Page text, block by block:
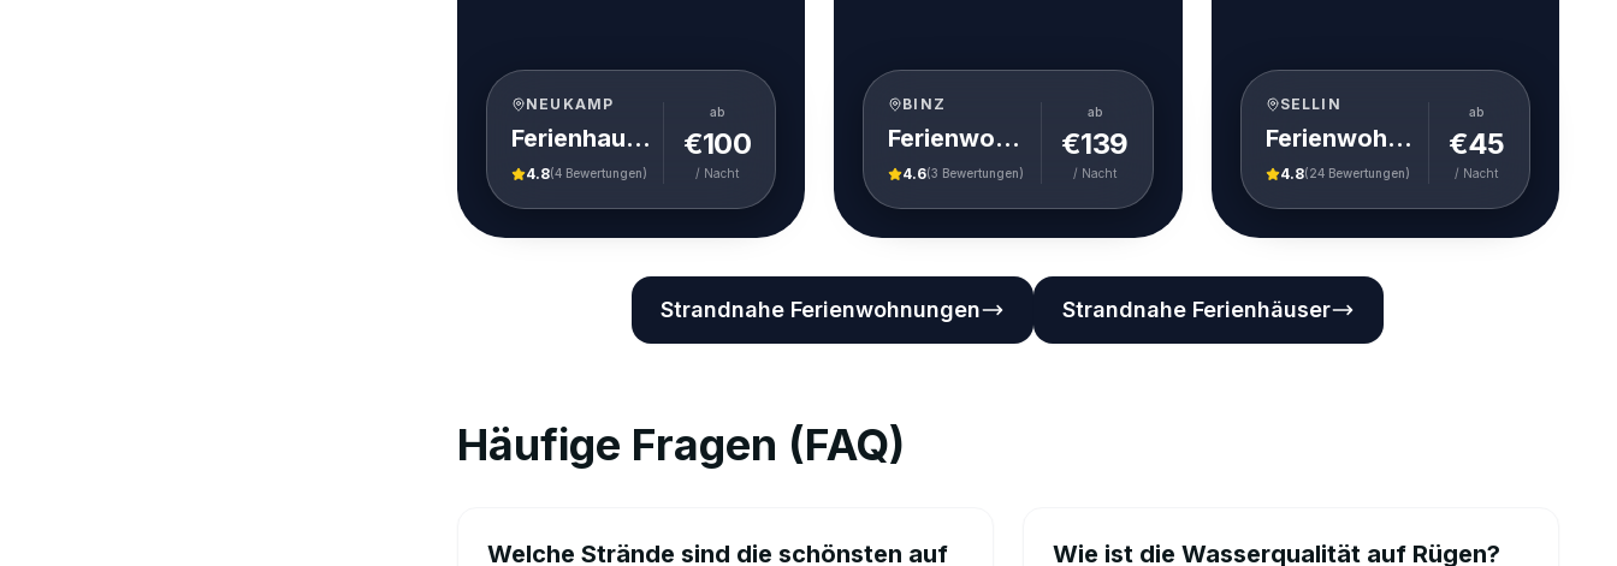
NEUKAMP
Ferienhaus D Schilfhütte Neukamp
4.8(4Bewertungen)
ab
€100
/ Nacht
BINZ
Ferienwohnung Seepanorama 03 Villa Vogue Binz
4.6(3 Bewertungen)
ab
€139
/ Nacht
SELLIN
Ferienwohnung Steuerbord 2 im Haus Quartier Sellin
4.8(24Bewertungen)
ab
€45
/ Nacht
Strandnahe Ferienwohnungen Strandnahe Ferienhäuser
Häufige Fragen (FAQ)
Welche Strände sind die schönsten auf
Wie ist die Wasserqualität auf Rügen?